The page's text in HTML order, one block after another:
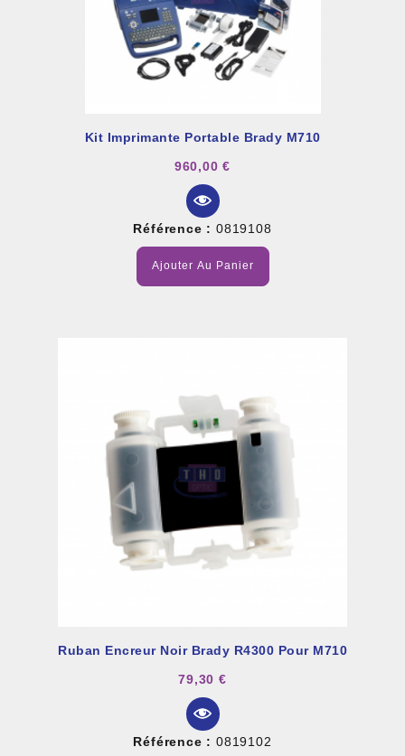
Kit Imprimante Portable Brady M710
960,00 €
Référence : 0819108
Ajouter Au Panier
Ruban Encreur Noir Brady R4300 Pour M710
79,30 €
Référence : 0819102